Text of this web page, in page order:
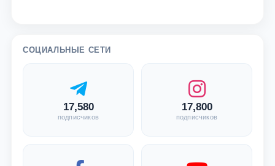
СОЦИАЛЬНЫЕ СЕТИ
17,580
подписчиков
17,800
подписчиков